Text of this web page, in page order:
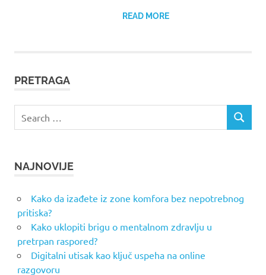
READ MORE
PRETRAGA
for:
SEARCH
NAJNOVIJE
Kako da izađete iz zone komfora bez nepotrebnog
pritiska?
Kako uklopiti brigu o mentalnom zdravlju u
pretrpan raspored?
Digitalni utisak kao ključ uspeha na online
razgovoru